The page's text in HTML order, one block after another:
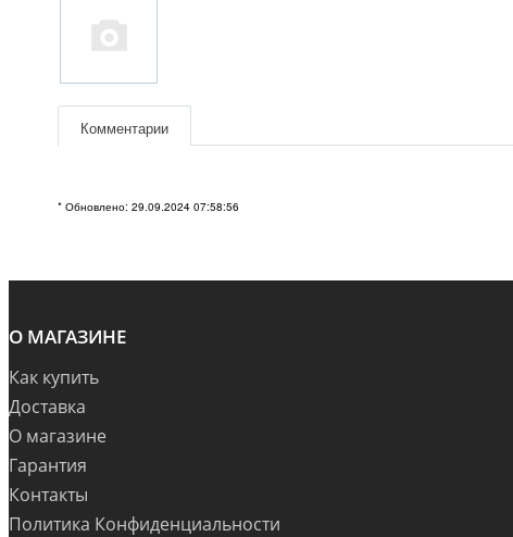
Комментарии
* Обновлено: 29.09.2024 07:58:56
О МАГАЗИНЕ
Как купить
Доставка
О магазине
Гарантия
Контакты
Политика Конфиденциальности